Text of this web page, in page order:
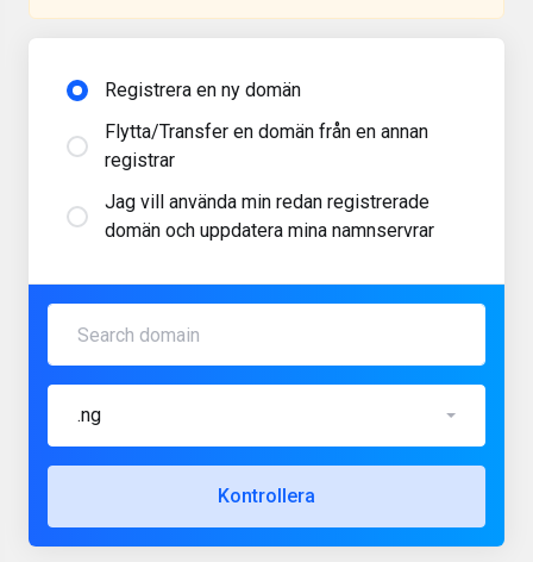
Registrera en ny domän
Flytta/Transfer en domän från en annan
registrar
Jag vill använda min redan registrerade
domän och uppdatera mina namnservrar
.ng
Kontrollera